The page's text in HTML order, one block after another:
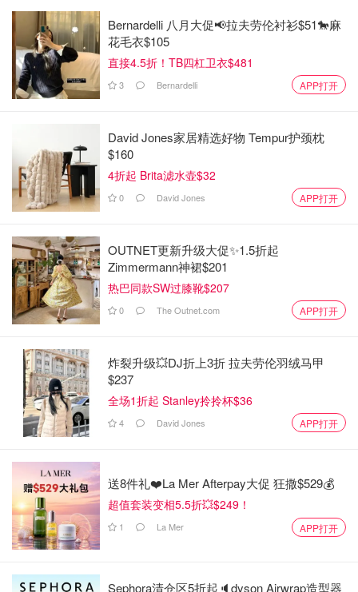
Bernardelli 八月大促📢拉夫劳伦衬衫$51🐎麻
花毛衣$105
直接4.5折！TB四杠卫衣$481
3 Bernardelli APP打开
David Jones家居精选好物 Tempur护颈枕
$160
4折起 Brita滤水壶$32
0 David Jones APP打开
OUTNET更新升级大促✨1.5折起
Zimmermann神裙$201
热巴同款SW过膝靴$207
0 The Outnet.com APP打开
炸裂升级💥DJ折上3折 拉夫劳伦羽绒马甲
$237
全场1折起 Stanley拎拎杯$36
4 David Jones APP打开
送8件礼❤️La Mer Afterpay大促 狂撒$529💰
超值套装变相5.5折💥$249！
1 La Mer APP打开
Sephora清仓区5折起🔈dyson Airwrap造型器